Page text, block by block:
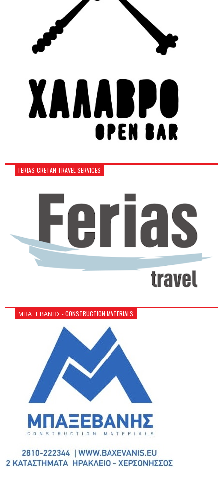
FERIAS-CRETAN TRAVEL SERVICES
ΜΠΑΞΕΒΑΝΗΣ - CONSTRUCTION MATERIALS